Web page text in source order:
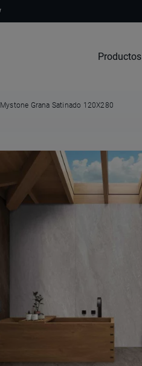
Productos
Mystone Grana Satinado 120X280